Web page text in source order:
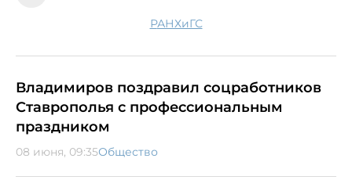
РАНХиГС
Владимиров поздравил соцработников
Ставрополья с профессиональным
праздником
08 июня, 09:35Общество